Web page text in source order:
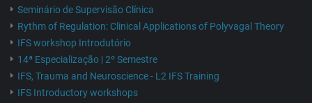
Seminário de Supervisão Clínica
Rythm of Regulation: Clinical Applications of Polyvagal Theory
IFS workshop Introdutório
14ª Especialização | 2º Semestre
IFS, Trauma and Neuroscience - L2 IFS Training
IFS Introductory workshops